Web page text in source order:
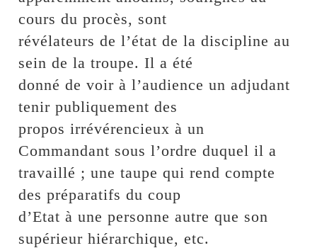
cours du procès, sont
révélateurs de l’état de la discipline au
sein de la troupe. Il a été
donné de voir à l’audience un adjudant
tenir publiquement des
propos irrévérencieux à un
Commandant sous l’ordre duquel il a
travaillé ; une taupe qui rend compte
des préparatifs du coup
d’Etat à une personne autre que son
supérieur hiérarchique, etc.